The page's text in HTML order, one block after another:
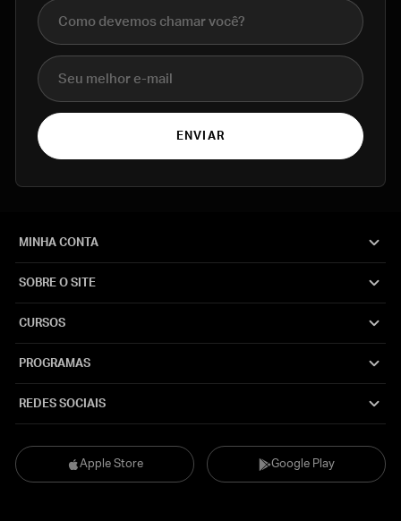
Nome completo
E-mail
ENVIAR
Apple Store Google Play
MINHA CONTA
SOBRE O SITE
CURSOS
PROGRAMAS
REDES SOCIAIS